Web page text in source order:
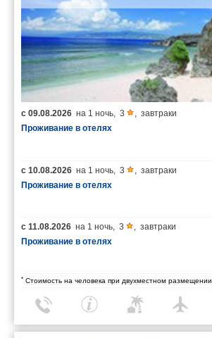
с 09.08.2026 на 1 ночь, 3 , завтраки
Проживание в отелях
с 10.08.2026 на 1 ночь, 3 , завтраки
Проживание в отелях
с 11.08.2026 на 1 ночь, 3 , завтраки
Проживание в отелях
* Стоимость на человека при двухместном размещении